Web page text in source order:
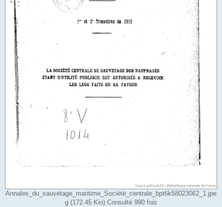
Annales_du_sauvetage_maritime_Société_centrale_bpt6k58023062_1.jpe
g (172.45 Kio) Consulté 990 fois